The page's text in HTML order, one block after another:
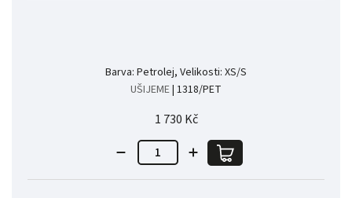
Barva: Petrolej, Velikosti: XS/S
UŠIJEME| 1318/PET
1 730 Kč